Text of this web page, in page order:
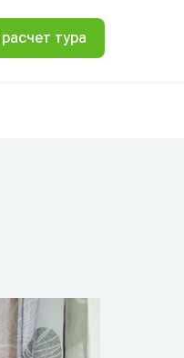
тура